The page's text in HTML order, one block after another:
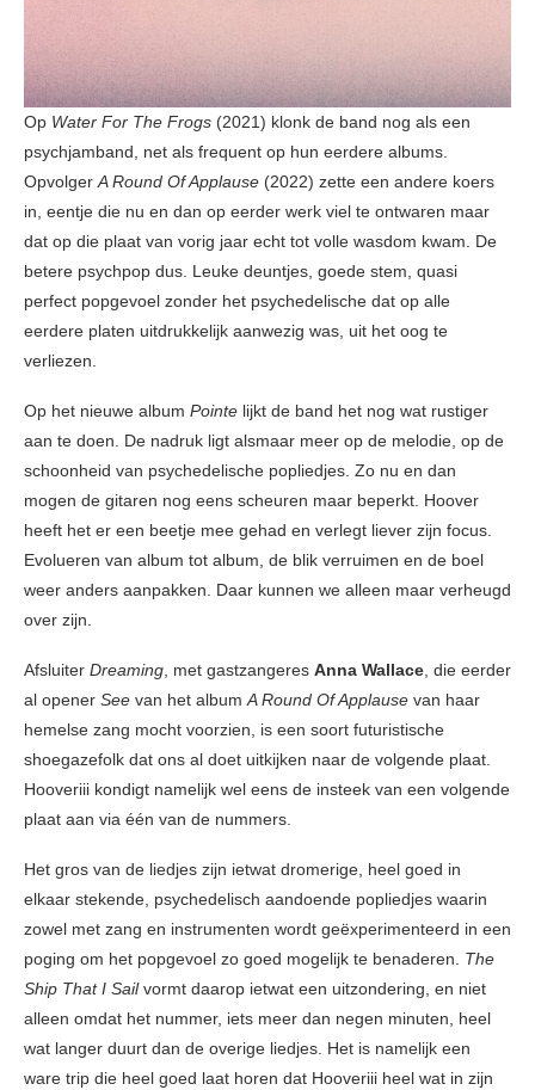
Op Water For The Frogs (2021) klonk de band nog als een
psychjamband, net als frequent op hun eerdere albums.
OpvolgerA Round Of Applause (2022) zette een andere koers
in, eentje die nu en dan op eerder werk viel te ontwaren maar
dat op die plaat van vorig jaar echt tot volle wasdom kwam. De
betere psychpop dus. Leuke deuntjes, goede stem, quasi
perfect popgevoel zonder het psychedelische dat op alle
eerdere platen uitdrukkelijk aanwezig was, uit het oog te
verliezen.
Op het nieuwe album Pointe lijkt de band het nog wat rustiger
aan te doen. De nadruk ligt alsmaar meer op de melodie, op de
schoonheid van psychedelische popliedjes. Zo nu en dan
mogen de gitaren nog eens scheuren maar beperkt. Hoover
heeft het er een beetje mee gehad en verlegt liever zijn focus.
Evolueren van album tot album, de blik verruimen en de boel
weer anders aanpakken. Daar kunnen we alleen maar verheugd
over zijn.
Afsluiter Dreaming, met gastzangeres Anna Wallace, die eerder
al opener See van het albumA Round Of Applause van haar
hemelse zang mocht voorzien, is een soort futuristische
shoegazefolk dat ons al doet uitkijken naar de volgende plaat.
Hooveriii kondigt namelijk wel eens de insteek van een volgende
plaat aan via één van de nummers.
Het gros van de liedjes zijn ietwat dromerige, heel goed in
elkaar stekende, psychedelisch aandoende popliedjes waarin
zowel met zang en instrumenten wordt geëxperimenteerd in een
poging om het popgevoel zo goed mogelijk te benaderen. The
Ship That I Sailvormt daarop ietwat een uitzondering, en niet
alleen omdat het nummer, iets meer dan negen minuten, heel
wat langer duurt dan de overige liedjes. Het is namelijk een
ware trip die heel goed laat horen dat Hooveriii heel wat in zijn